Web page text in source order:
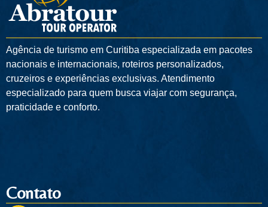
Agência de turismo em Curitiba especializada em pacotes
nacionais e internacionais, roteiros personalizados,
cruzeiros e experiências exclusivas. Atendimento
especializado para quem busca viajar com segurança,
praticidade e conforto.
Contato